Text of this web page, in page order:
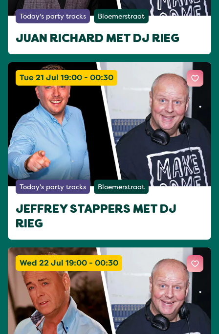
Today's party tracks Bloemerstraat
JUAN RICHARD MET DJ RIEG
Tue 21 Jul 19:00 - 00:30
Today's party tracks Bloemerstraat
JEFFREY STAPPERS MET DJ
RIEG
Wed 22 Jul 19:00 - 00:30